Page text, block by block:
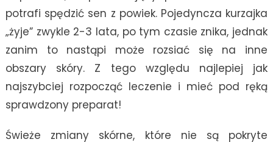
potrafi spędzić sen z powiek. Pojedyncza kurzajka
„żyje” zwykle 2-3 lata, po tym czasie znika, jednak
zanim to nastąpi może rozsiać się na inne
obszary skóry. Z tego względu najlepiej jak
najszybciej rozpocząć leczenie i mieć pod ręką
sprawdzony preparat!
Świeże zmiany skórne, które nie są pokryte